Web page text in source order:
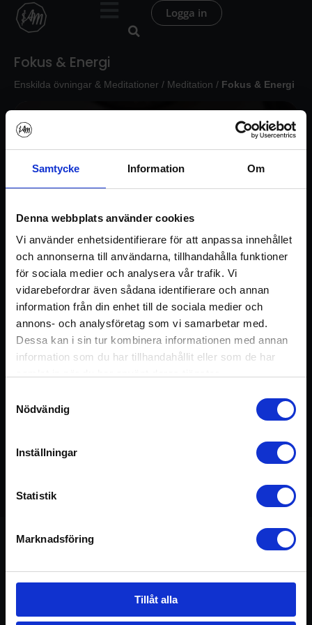
Samtycke Information Om
Denna webbplats använder cookies
Vi använder enhetsidentifierare för att anpassa innehållet
och annonserna till användarna, tillhandahålla funktioner
för sociala medier och analysera vår trafik. Vi
vidarebefordrar även sådana identifierare och annan
information från din enhet till de sociala medier och
annons- och analysföretag som vi samarbetar med.
Dessa kan i sin tur kombinera informationen med annan
information som du har tillhandahållit eller som de har
Nödvändig
Inställningar
Statistik
Marknadsföring
Tillåt alla
Hoppa
Logga in
Fokus & Energi
Enskilda övningar & Meditationer / Meditation / Fokus & Energi
Logga in / Registrera konto
12:17
Om övningen